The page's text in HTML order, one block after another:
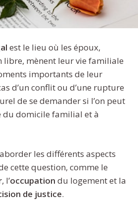
est le lieu où les époux,
libre, mènent leur vie familiale
importants de leur
d’un conflit ou d’une rupture
de se demander si l’on peut
du domicile familial et à
les différents aspects
cette question, comme le
, l’occupation du logement et la
de justice.